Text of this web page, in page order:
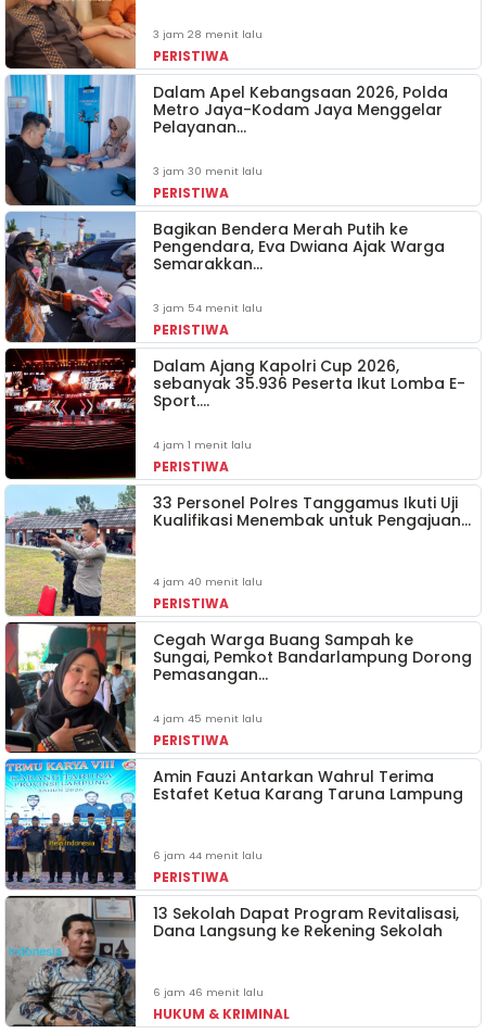
3 jam 28 menit lalu
PERISTIWA
Dalam Apel Kebangsaan 2026, Polda
Metro Jaya-Kodam Jaya Menggelar
Pelayanan…
3 jam 30 menit lalu
PERISTIWA
Bagikan Bendera Merah Putih ke
Pengendara, Eva Dwiana Ajak Warga
Semarakkan…
3 jam 54 menit lalu
PERISTIWA
Dalam Ajang Kapolri Cup 2026,
sebanyak 35.936 Peserta Ikut Lomba E-
Sport.…
4 jam 1 menit lalu
PERISTIWA
33 Personel Polres Tanggamus Ikuti Uji
Kualifikasi Menembak untuk Pengajuan…
4 jam 40 menit lalu
PERISTIWA
Cegah Warga Buang Sampah ke
Sungai, Pemkot Bandarlampung Dorong
Pemasangan…
4 jam 45 menit lalu
PERISTIWA
Amin Fauzi Antarkan Wahrul Terima
Estafet Ketua Karang Taruna Lampung
6 jam 44 menit lalu
PERISTIWA
13 Sekolah Dapat Program Revitalisasi,
Dana Langsung ke Rekening Sekolah
6 jam 46 menit lalu
HUKUM & KRIMINAL